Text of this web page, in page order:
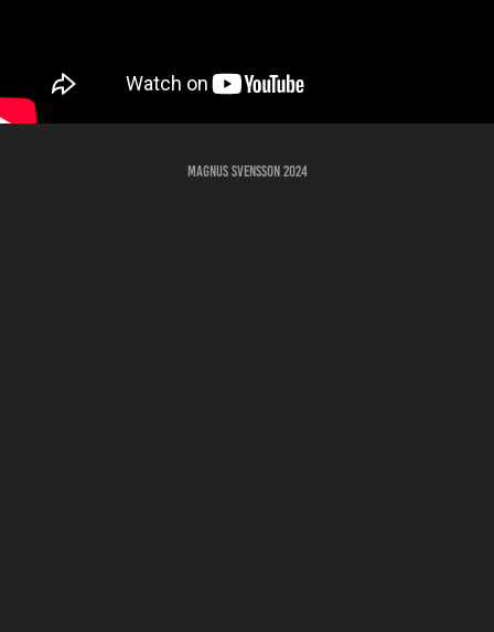
Magnus Svensson 2024